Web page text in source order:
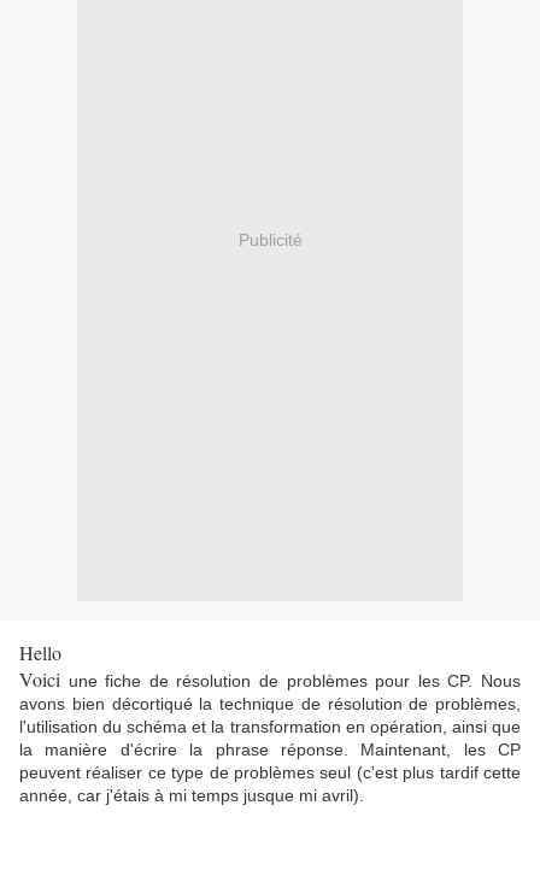
Publicité
Hello
Voici une fiche de résolution de problèmes pour les CP. Nous
avons bien décortiqué la technique de résolution de problèmes,
l'utilisation du schéma et la transformation en opération, ainsi que
la manière d'écrire la phrase réponse. Maintenant, les CP
peuvent réaliser ce type de problèmes seul (c'est plus tardif cette
année, car j'étais à mi temps jusque mi avril).